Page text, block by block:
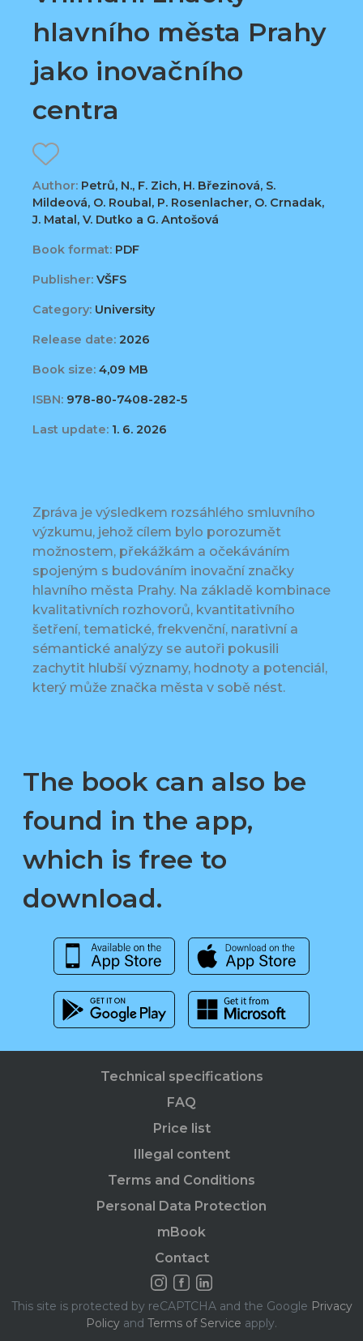
hlavního města Prahy
jako inovačního
centra
Author: Petrů, N., F. Zich, H. Březinová, S.
Mildeová, O. Roubal, P. Rosenlacher, O. Crnadak,
J. Matal, V. Dutko a G. Antošová
Book format: PDF
Publisher: VŠFS
Category: University
Release date: 2026
Book size: 4,09 MB
ISBN: 978-80-7408-282-5
Last update: 1. 6. 2026
Zpráva je výsledkem rozsáhlého smluvního
výzkumu, jehož cílem bylo porozumět
možnostem, překážkám a očekáváním
spojeným s budováním inovační značky
hlavního města Prahy. Na základě kombinace
kvalitativních rozhovorů, kvantitativního
šetření, tematické, frekvenční, narativní a
sémantické analýzy se autoři pokusili
zachytit hlubší významy, hodnoty a potenciál,
který může značka města v sobě nést.
The book can also be
found in the app,
which is free to
download.
Technical specifications
FAQ
Price list
Illegal content
Terms and Conditions
Personal Data Protection
mBook
Contact
This site is protected by reCAPTCHA and the Google Privacy
Policy and Terms of Service apply.